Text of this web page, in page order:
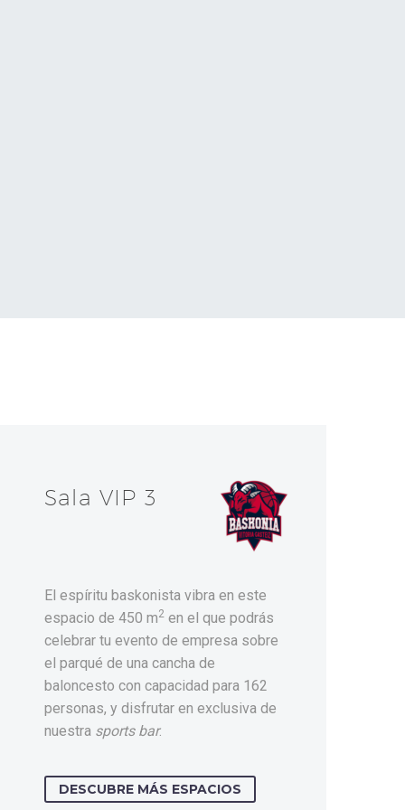
Sala VIP 3
El espíritu baskonista vibra en este
espacio de 450 m2 en el que podrás
celebrar tu evento de empresa sobre
el parqué de una cancha de
baloncesto con capacidad para 162
personas, y disfrutar en exclusiva de
nuestra sports bar.
DESCUBRE MÁS ESPACIOS